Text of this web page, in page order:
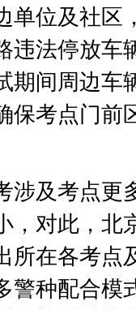
单位及社区
违法停放车
期间周边车
保考点门前
及考点更
，对此，北
所在各考点
警种配合模